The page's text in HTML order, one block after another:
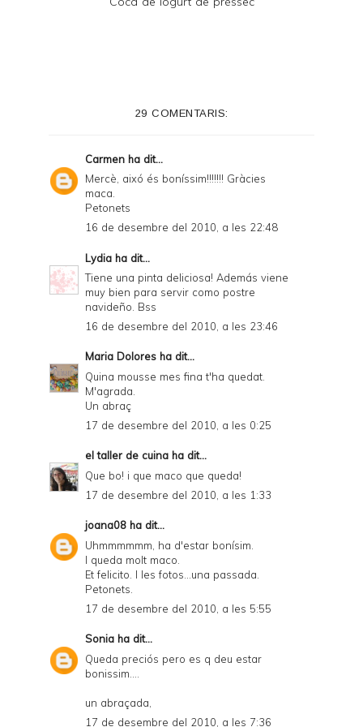
29 COMENTARIS:
Carmen ha dit...
Mercè, aixó és boníssim!!!!!!! Gràcies
maca.
Petonets
16 de desembre del 2010, a les 22:48
Lydia ha dit...
Tiene una pinta deliciosa! Además viene
muy bien para servir como postre
navideño. Bss
16 de desembre del 2010, a les 23:46
Maria Dolores ha dit...
Quina mousse mes fina t'ha quedat.
M'agrada.
Un abraç
17 de desembre del 2010, a les 0:25
el taller de cuina ha dit...
Que bo! i que maco que queda!
17 de desembre del 2010, a les 1:33
joana08 ha dit...
Uhmmmmmm, ha d'estar bonísim.
I queda molt maco.
Et felicito. I les fotos...una passada.
Petonets.
17 de desembre del 2010, a les 5:55
Sonia ha dit...
Queda preciós pero es q deu estar
bonissim....
un abraçada,
17 de desembre del 2010, a les 7:36